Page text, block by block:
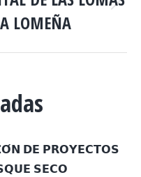
LOMEÑA
𝗗𝗘 𝗣𝗥𝗢𝗬𝗘𝗖𝗧𝗢𝗦
𝗦𝗘𝗖𝗢